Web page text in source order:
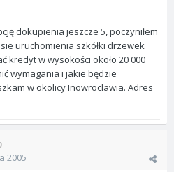
dokupienia jeszcze 5, poczyniłem
uruchomienia szkółki drzewek
kredyt w wysokości około 20 000
wymagania i jakie będzie
w okolicy Inowroclawia. Adres
2005